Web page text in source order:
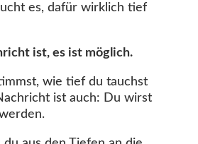
es, dafür wirklich tief
ist, es ist möglich.
wie tief du tauchst
ist auch: Du wirst